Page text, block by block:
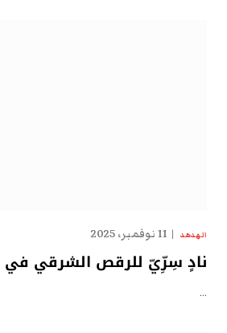
الهدهد 11 نوفمبر، 2025
نادٍ سِرِّيّ للرقص الشرقي في
…